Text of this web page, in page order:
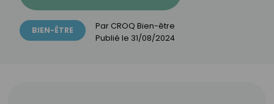
BIEN-ÊTRE Par CROQ Bien-être
Publié le 31/08/2024